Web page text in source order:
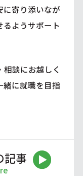
に寄り添いなが
るようサポート
談にお越しく
緒に就職を目指
記事